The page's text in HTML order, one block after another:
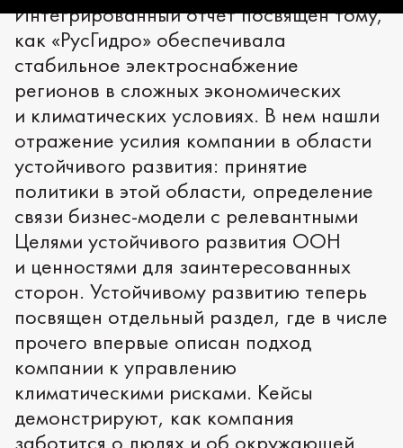
Интегрированный отчет посвящен тому,
как «РусГидро» обеспечивала
стабильное электроснабжение
регионов в сложных экономических
и климатических условиях. В нем нашли
отражение усилия компании в области
устойчивого развития: принятие
политики в этой области, определение
связи бизнес-модели с релевантными
Целями устойчивого развития ООН
и ценностями для заинтересованных
сторон. Устойчивому развитию теперь
посвящен отдельный раздел, где в числе
прочего впервые описан подход
компании к управлению
климатическими рисками. Кейсы
демонстрируют, как компания
заботится о людях и об окружающей